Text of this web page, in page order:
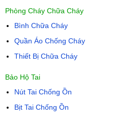
Phòng Cháy Chữa Cháy
Bình Chữa Cháy
Quần Áo Chống Cháy
Thiết Bị Chữa Cháy
Bảo Hộ Tai
Nút Tai Chống Ồn
Bịt Tai Chống Ồn